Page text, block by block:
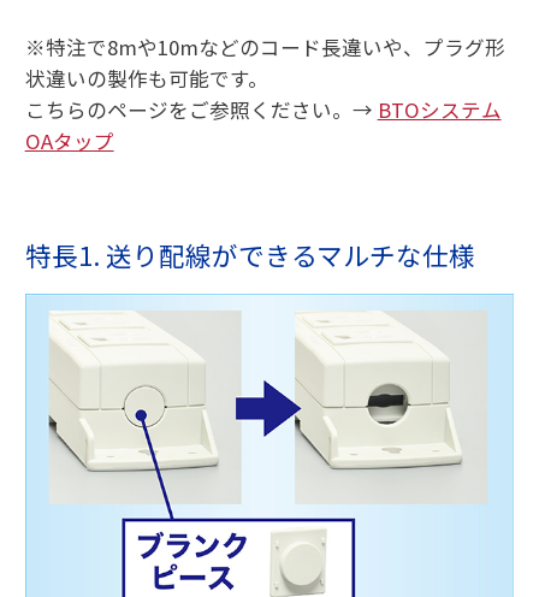
※特注で8mや10mなどのコード長違いや、プラグ形
状違いの製作も可能です。
こちらのページをご参照ください。→ BTOシステム
OAタップ
特長1. 送り配線ができるマルチな仕様